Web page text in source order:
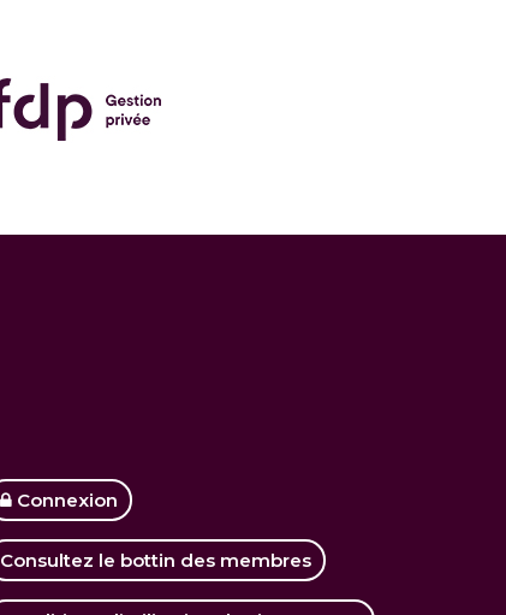
Connexion
Consultez le bottin des membres